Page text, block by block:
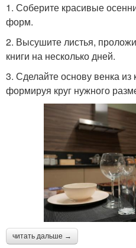
1. Соберите красивые
форм.
2. Высушите листья,
книги на несколько дней.
3. Сделайте основу венка
формируя круг нужного
читать дальше →